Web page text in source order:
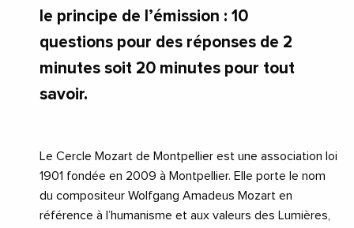
le principe de l’émission : 10
questions pour des réponses de 2
minutes soit 20 minutes pour tout
savoir.
Le Cercle Mozart de Montpellier est une association loi
1901 fondée en 2009 à Montpellier. Elle porte le nom
du compositeur Wolfgang Amadeus Mozart en
référence à l’humanisme et aux valeurs des Lumières,